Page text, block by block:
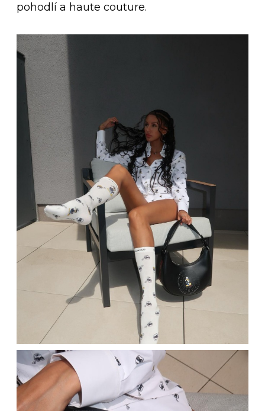
pohodlí a haute couture.